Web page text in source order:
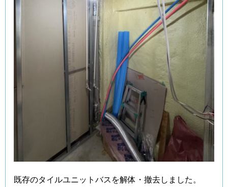
既存のタイルユニットバスを解体・撤去しました。